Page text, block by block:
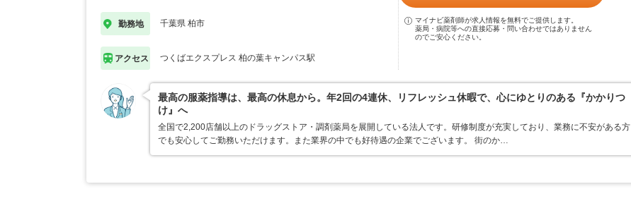
勤務地 千葉県 柏市
アクセス つくばエクスプレス 柏の葉キャンパス駅
マイナビ薬剤師が求人情報を無料でご提供します。
薬局・病院等への直接応募・問い合わせではありません
のでご安心ください。
最高の服薬指導は、最高の休息から。年2回の4連休、リフレッシュ休暇で、心にゆとりのある『かかりつ
け』へ
全国で2,200店舗以上のドラッグストア・調剤薬局を展開している法人です。研修制度が充実しており、業務に不安がある方
でも安心してご勤務いただけます。また業界の中でも好待遇の企業でございます。 街のか…